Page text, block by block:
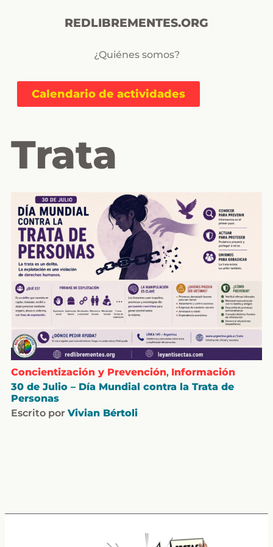
REDLIBREMENTES.ORG
¿Quiénes somos?
Calendario de actividades
Trata
Concientización y Prevención, Información
30 de Julio – Día Mundial contra la Trata de
Personas
Escrito por Vivian Bértoli